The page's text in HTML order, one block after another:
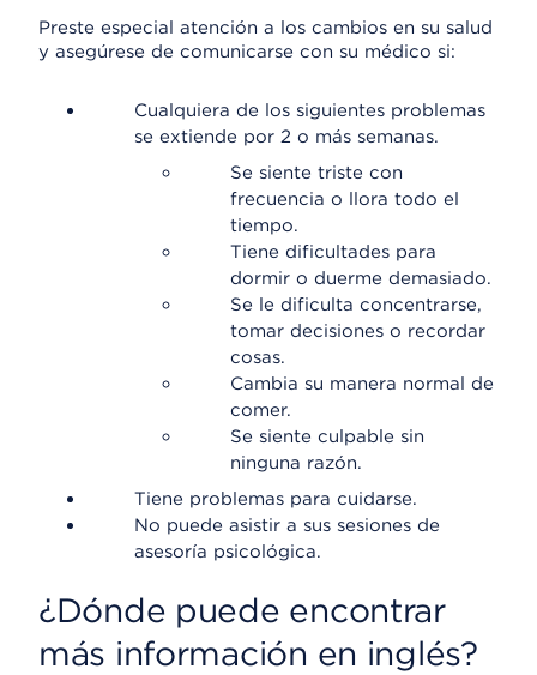
Preste especial atención a los cambios en su salud
y asegúrese de comunicarse con su médico si:
Cualquiera de los siguientes problemas
se extiende por 2 o más semanas.
Se siente triste con
frecuencia o llora todo el
tiempo.
Tiene dificultades para
dormir o duerme demasiado.
Se le dificulta concentrarse,
tomar decisiones o recordar
cosas.
Cambia su manera normal de
comer.
Se siente culpable sin
ninguna razón.
Tiene problemas para cuidarse.
No puede asistir a sus sesiones de
asesoría psicológica.
¿Dónde puede encontrar
más información en inglés?